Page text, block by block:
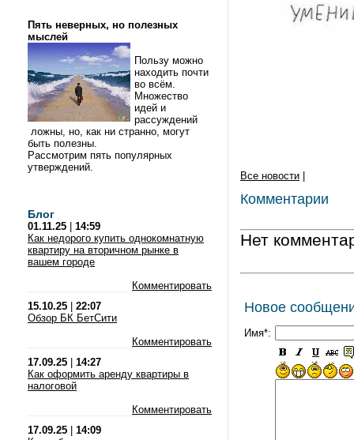
Пять неверных, но полезных
мыслей
Пользу можно
находить почти
во всём.
Множество
идей и
рассуждений
ложны, но, как ни странно, могут
быть полезны.
Рассмотрим пять популярных
утверждений.
Блог
01.11.25
14:59
Как недорого купить однокомнатную
квартиру на вторичном рынке в
вашем городе
Комментировать
15.10.25
22:07
Обзор БК БетСити
Комментировать
17.09.25
14:27
Как оформить аренду квартиры в
налоговой
Комментировать
17.09.25
14:09
Все новости
Комментарии
Нет
Новое
Имя*: